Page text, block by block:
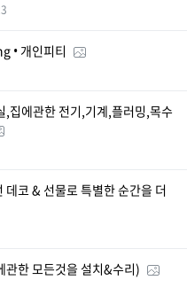
• 개인피티
집에관한 전기,기계,플러밍,목수
코 & 선물로 특별한 순간을 더
한 모든것을 설치&수리)